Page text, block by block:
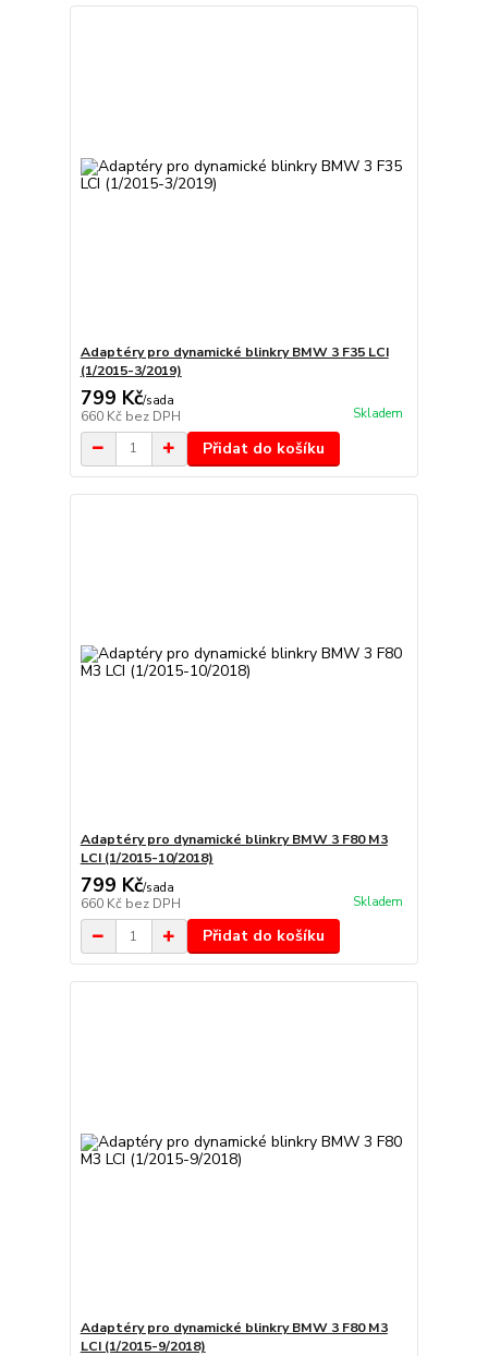
Adaptéry pro dynamické blinkry BMW 3 F35 LCI
(1/2015-3/2019)
799 Kč/sada
660 Kč bez DPH Skladem
Přidat do košíku
Adaptéry pro dynamické blinkry BMW 3 F80 M3
LCI (1/2015-10/2018)
799 Kč/sada
660 Kč bez DPH Skladem
Přidat do košíku
Adaptéry pro dynamické blinkry BMW 3 F80 M3
LCI (1/2015-9/2018)